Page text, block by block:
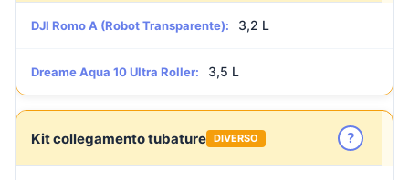
DJI Romo A (Robot Transparente): 3,2 L
Dreame Aqua 10 Ultra Roller: 3,5 L
Kit collegamento tubature DIVERSO ?